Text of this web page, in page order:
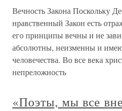
Вечность Закона Поскольку
нравственный Закон есть
его принципы вечны и не
абсолютны, неизменны и
человечества. Во все века
непреложность
«Поэты, мы все